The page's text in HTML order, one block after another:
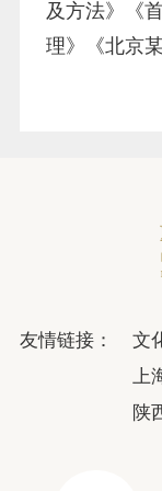
及方法》《
理》《北京
友情链接： 文
陕